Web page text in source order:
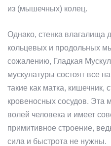
из (мышечных) колец.
Однако, стенка влагалища
кольцевых и продольных
сожалению, Гладкая
мускулатуры состоят все
такие как матка, кишечник,
кровеносных сосудов. Эта
волей человека и имеет
примитивное строение,
сила и быстрота не нужны.